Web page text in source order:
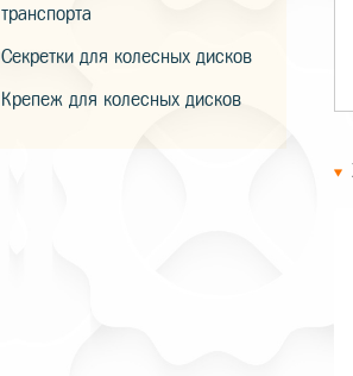
транспорта
Секретки для колесных дисков
Крепеж для колесных дисков